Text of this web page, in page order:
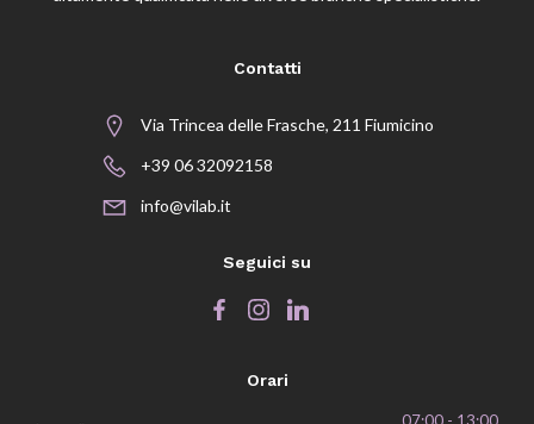
Contatti
Via Trincea delle Frasche, 211 Fiumicino
+39 06 32092158
info@vilab.it
Seguici su
Orari